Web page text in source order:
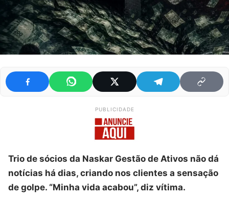
PUBLICIDADE
Trio de sócios da Naskar Gestão de Ativos não dá
notícias há dias, criando nos clientes a sensação
de golpe. “Minha vida acabou”, diz vítima.